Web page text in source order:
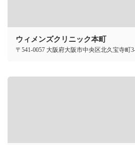
ウィメンズクリニック本町